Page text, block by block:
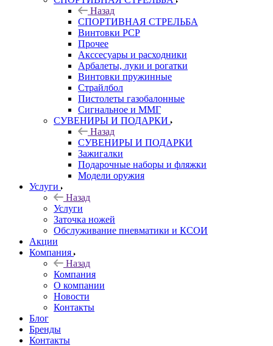
Назад
СПОРТИВНАЯ СТРЕЛЬБА
Винтовки PCP
Прочее
Акссесуары и расходники
Арбалеты, луки и рогатки
Винтовки пружинные
Страйлбол
Пистолеты газобалонные
Сигнальное и ММГ
СУВЕНИРЫ И ПОДАРКИ
Назад
СУВЕНИРЫ И ПОДАРКИ
Зажигалки
Подарочные наборы и фляжки
Модели оружия
Услуги
Назад
Услуги
Заточка ножей
Обслуживание пневматики и КСОИ
Акции
Компания
Назад
Компания
О компании
Новости
Контакты
Блог
Бренды
Контакты